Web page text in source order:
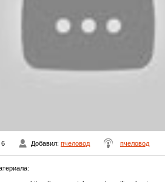
6 Добавил: пчеловод пчеловод
: